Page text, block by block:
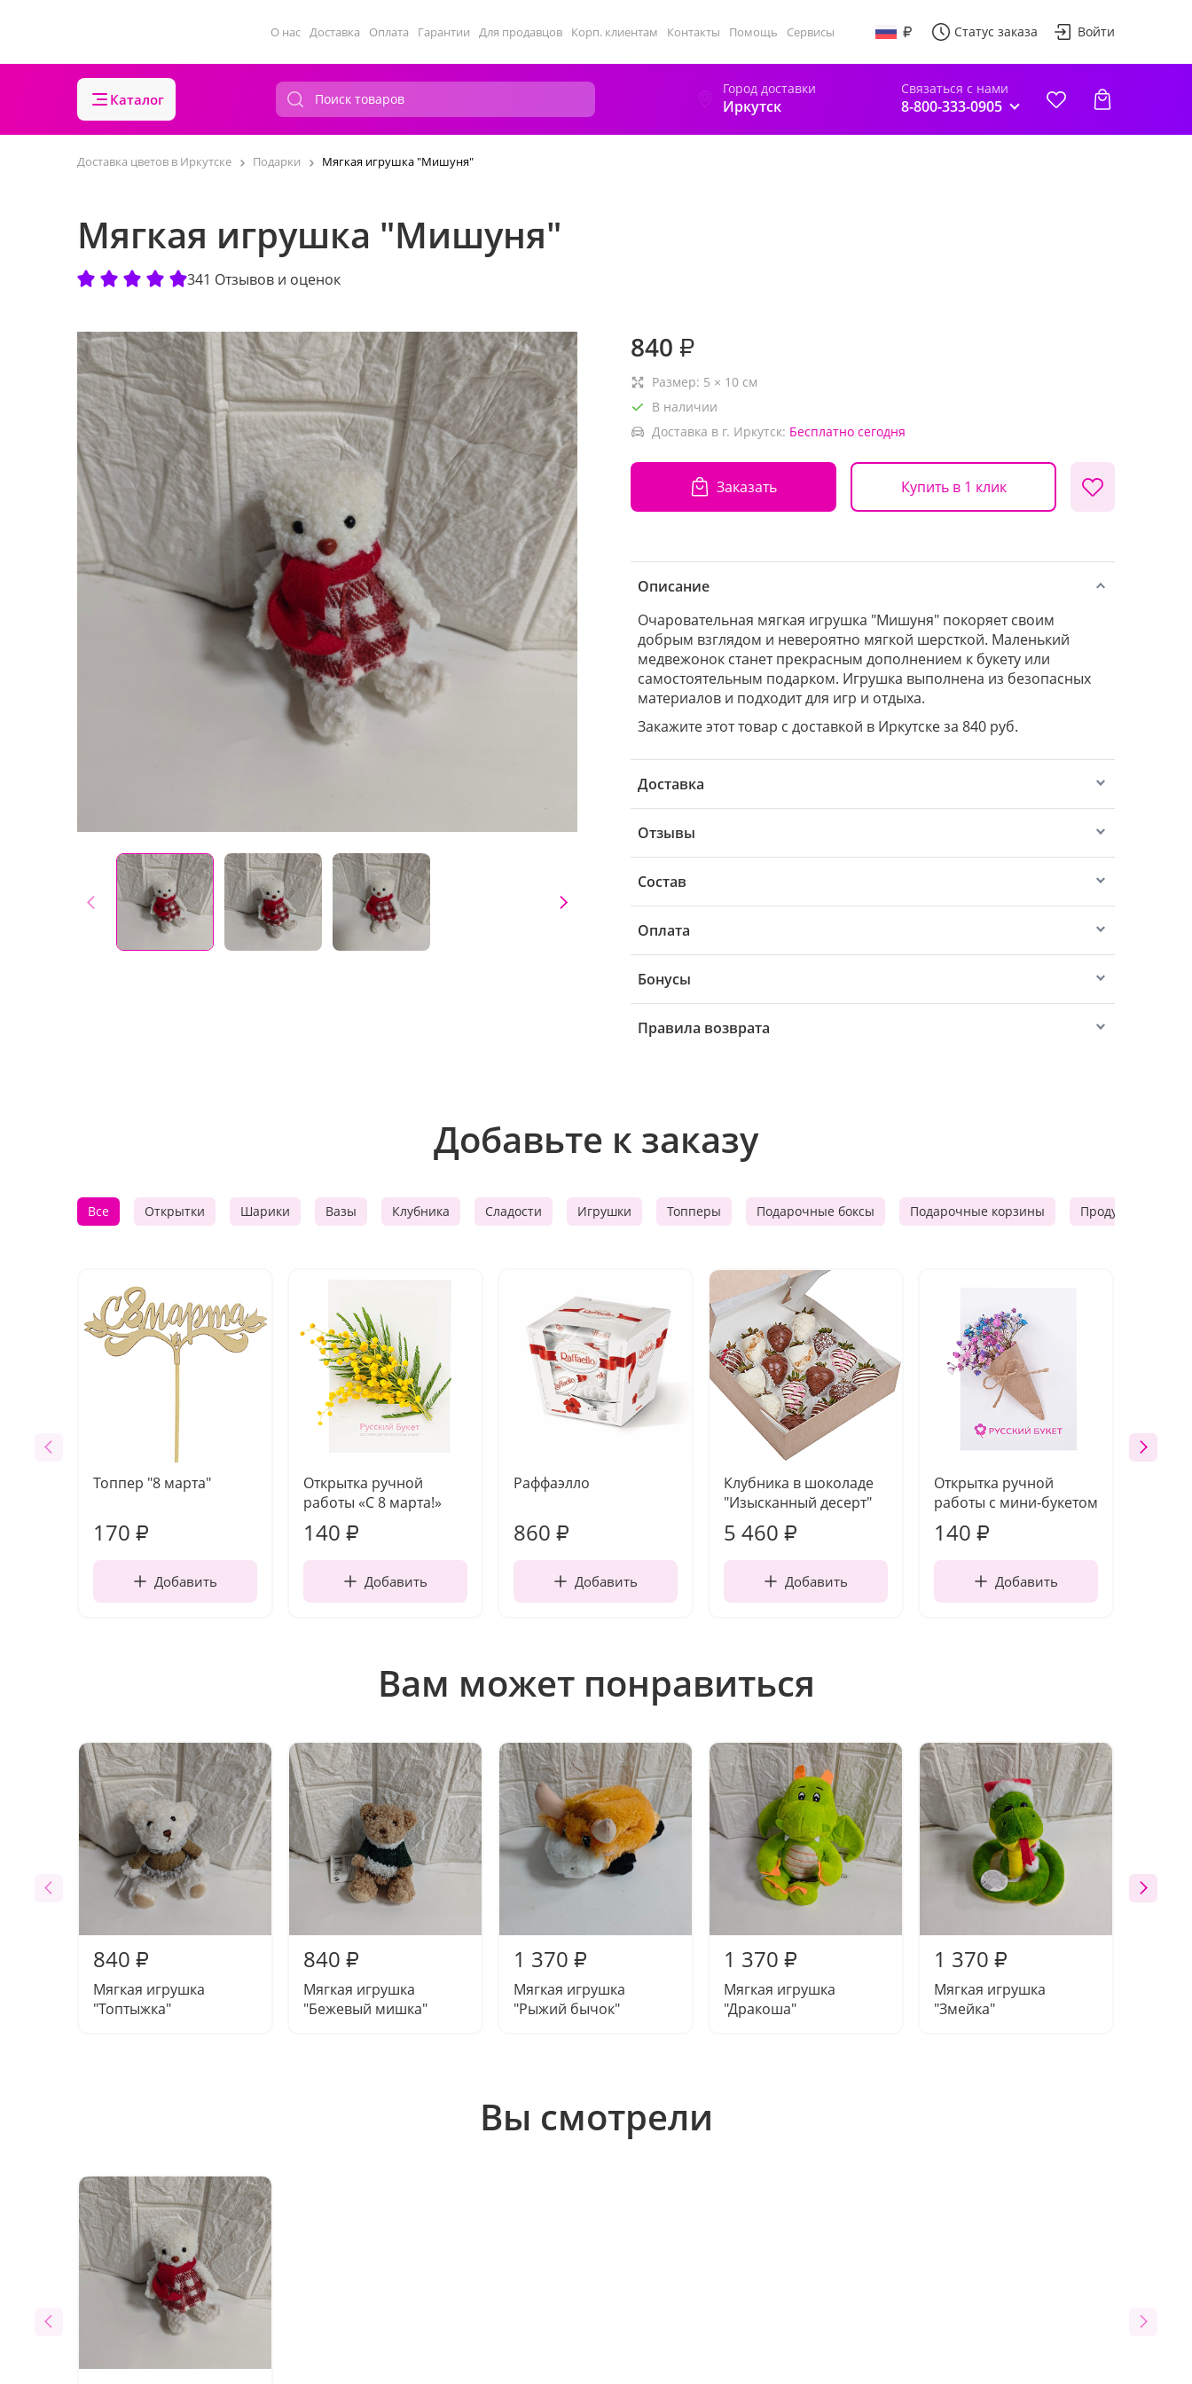
О нас Доставка Оплата Гарантии Для продавцов Корп. клиентам Контакты Помощь Сервисы Статус заказа Войти
Каталог
Город доставки
Иркутск
Связаться с нами
8-800-333-0905
Доставка цветов в Иркутске Подарки Мягкая игрушка "Мишуня"
Мягкая игрушка "Мишуня"
341 Отзывов и оценок
840 ₽
Размер: 5 × 10 см
В наличии
Доставка в г. Иркутск: Бесплатно сегодня
Заказать Купить в 1 клик
Описание
Очаровательная мягкая игрушка "Мишуня" покоряет своим
добрым взглядом и невероятно мягкой шерсткой. Маленький
медвежонок станет прекрасным дополнением к букету или
самостоятельным подарком. Игрушка выполнена из безопасных
материалов и подходит для игр и отдыха.
Закажите этот товар с доставкой в Иркутске за 840 руб.
Доставка
Отзывы
Состав
Оплата
Бонусы
Правила возврата
Добавьте к заказу
Все Открытки Шарики Вазы Клубника Сладости Игрушки Топперы Подарочные боксы Подарочные корзины Продуктовые
Топпер "8 марта"
170 ₽
Добавить
Открытка ручной
работы «С 8 марта!»
140 ₽
Добавить
Раффаэлло
860 ₽
Добавить
Клубника в шоколаде
"Изысканный десерт"
5 460 ₽
Добавить
Открытка ручной
работы с мини-букетом
140 ₽
Добавить
Вам может понравиться
840 ₽
Мягкая игрушка
"Топтыжка"
840 ₽
Мягкая игрушка
"Бежевый мишка"
1 370 ₽
Мягкая игрушка
"Рыжий бычок"
1 370 ₽
Мягкая игрушка
"Дракоша"
1 370 ₽
Мягкая игрушка
"Змейка"
Вы смотрели